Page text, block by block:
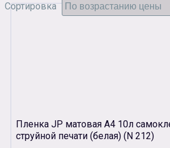
Сортировка
Пленка JP матовая А4 10л
струйной печати (белая) (N 212)